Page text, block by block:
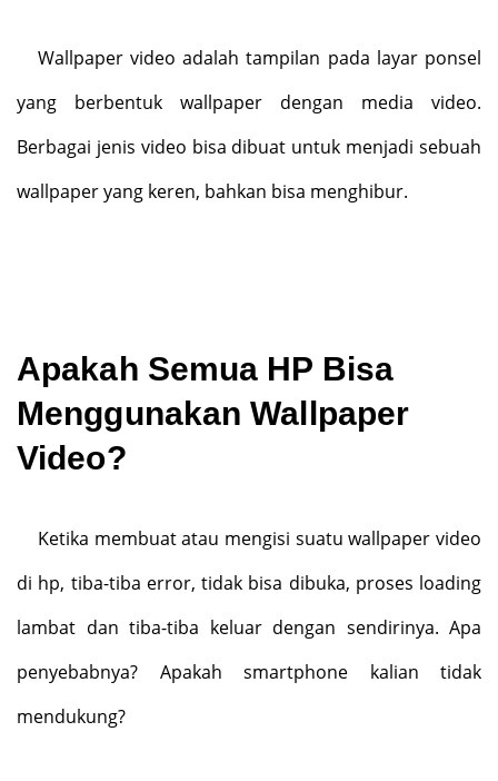
Wallpaper video adalah tampilan pada layar ponsel
yang berbentuk wallpaper dengan media video.
Berbagai jenis video bisa dibuat untuk menjadi sebuah
wallpaper yang keren, bahkan bisa menghibur.
Apakah Semua HP Bisa
Menggunakan Wallpaper
Video?
Ketika membuat atau mengisi suatu wallpaper video
di hp, tiba-tiba error, tidak bisa dibuka, proses loading
lambat dan tiba-tiba keluar dengan sendirinya. Apa
penyebabnya? Apakah smartphone kalian tidak
mendukung?